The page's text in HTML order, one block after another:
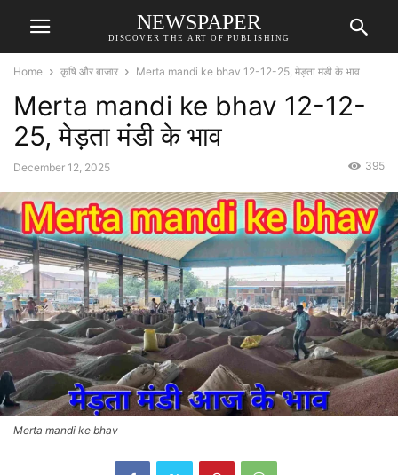
NEWSPAPER
DISCOVER THE ART OF PUBLISHING
Home कृषि और बाजार Merta mandi ke bhav 12-12-25, मेड़ता मंडी के भाव
Merta mandi ke bhav 12-12-
25, मेड़ता मंडी के भाव
December 12, 2025 395
Merta mandi ke bhav